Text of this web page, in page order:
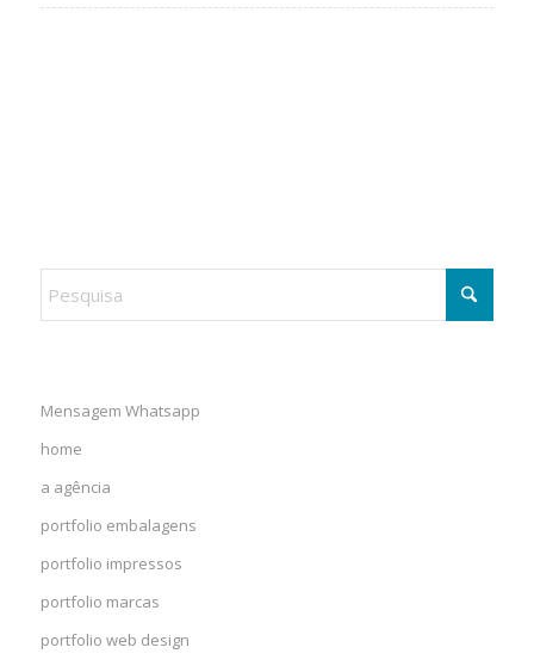
Mensagem Whatsapp
home
a agência
portfolio embalagens
portfolio impressos
portfolio marcas
portfolio web design